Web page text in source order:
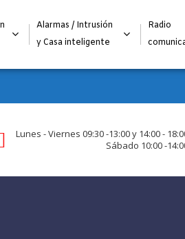
Alarmas / Intrusión
y Casa inteligente
Radio
Lunes - Viernes 09:30 -13:00 y 14:00 -
Sábado 10:00 -